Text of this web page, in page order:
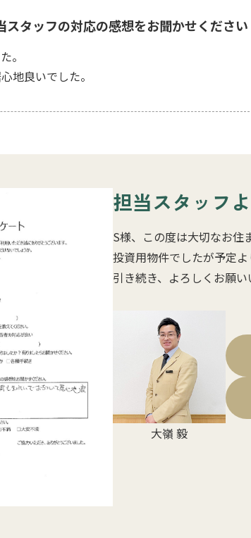
スタッフの対応の感想をお聞かせください
。
地良いでした。
担当スタッフ
S様、この度は大切なお住
投資用物件でしたが予定よ
引き続き、よろしくお願い
大嶺 毅